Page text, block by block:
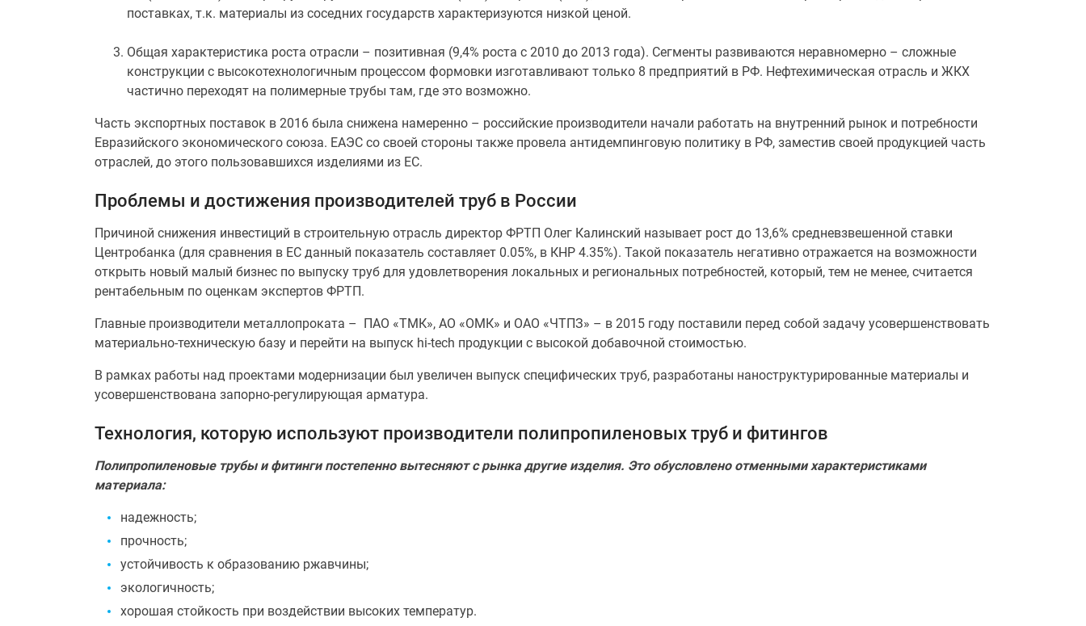
поставках, т.к. материалы из соседних государств характеризуются низкой ценой.
Общая характеристика роста отрасли – позитивная (9,4% роста с 2010 до 2013 года). Сегменты развиваются неравномерно – сложные
конструкции с высокотехнологичным процессом формовки изготавливают только 8 предприятий в РФ. Нефтехимическая отрасль и ЖКХ
частично переходят на полимерные трубы там, где это возможно.
Часть экспортных поставок в 2016 была снижена намеренно – российские производители начали работать на внутренний рынок и потребности
Евразийского экономического союза. ЕАЭС со своей стороны также провела антидемпинговую политику в РФ, заместив своей продукцией часть
отраслей, до этого пользовавшихся изделиями из ЕС.
Проблемы и достижения производителей труб в России
Причиной снижения инвестиций в строительную отрасль директор ФРТП Олег Калинский называет рост до 13,6% средневзвешенной ставки
Центробанка (для сравнения в ЕС данный показатель составляет 0.05%, в КНР 4.35%). Такой показатель негативно отражается на возможности
открыть новый малый бизнес по выпуску труб для удовлетворения локальных и региональных потребностей, который, тем не менее, считается
рентабельным по оценкам экспертов ФРТП.
Главные производители металлопроката – ПАО «ТМК», АО «ОМК» и ОАО «ЧТПЗ» – в 2015 году поставили перед собой задачу усовершенствовать
материально-техническую базу и перейти на выпуск hi-tech продукции с высокой добавочной стоимостью.
В рамках работы над проектами модернизации был увеличен выпуск специфических труб, разработаны наноструктурированные материалы и
усовершенствована запорно-регулирующая арматура.
Технология, которую используют производители полипропиленовых труб и фитингов
Полипропиленовые трубы и фитинги постепенно вытесняют с рынка другие изделия. Это обусловлено отменными характеристиками
материала:
надежность;
прочность;
устойчивость к образованию ржавчины;
экологичность;
хорошая стойкость при воздействии высоких температур.